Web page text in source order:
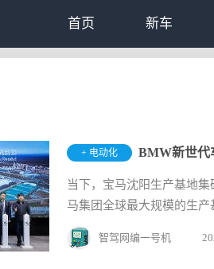
首页 新车
+ 电动化
当下，宝马沈阳生产基地
马集团全球最大规模的生
智驾网编一号机